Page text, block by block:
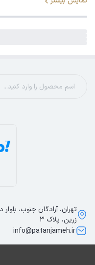
تهران، آزادگان جنوب،
زرین، پلاک 3
info@patanjameh.ir